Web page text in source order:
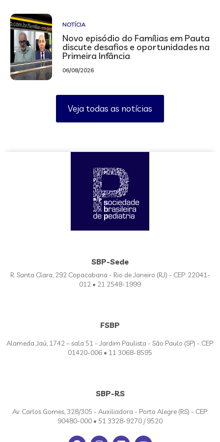
NOTÍCIA
Novo episódio do Famílias em Pauta
discute desafios e oportunidades na
Primeira Infância
06/08/2026
Veja todas as notícias
SBP-Sede
R. Santa Clara, 292 Copacabana - Rio de Janeiro (RJ) - CEP: 22041-
012 • 21 2548-1999
FSBP
Alameda Jaú, 1742 – sala 51 - Jardim Paulista - São Paulo (SP) - CEP:
01420-006 • 11 3068-8595
SBP-RS
Av. Carlos Gomes, 328/305 - Auxiliadora - Porto Alegre (RS) - CEP:
90480-000 • 51 3328-9270 / 9520